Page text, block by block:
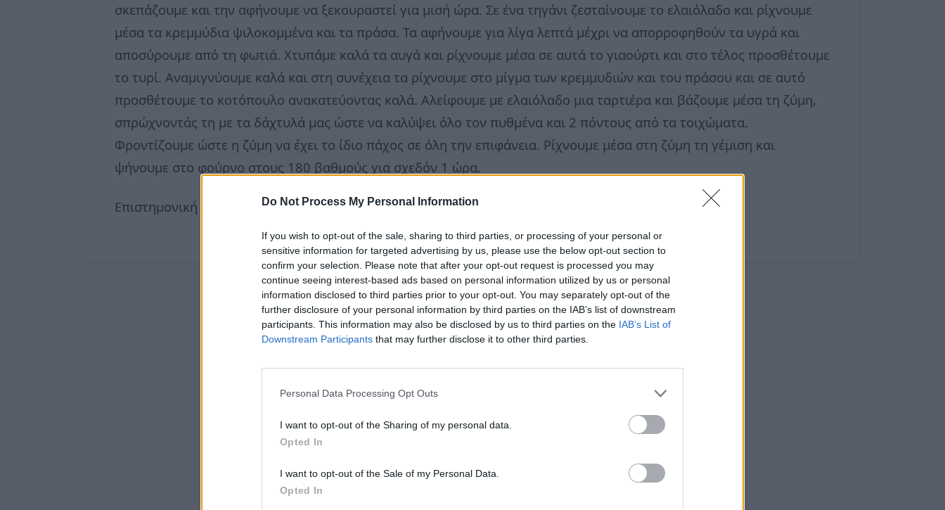
Do Not Process My Personal Information
If you wish to opt-out of the sale, sharing to third parties, or processing of your personal or
sensitive information for targeted advertising by us, please use the below opt-out section to
confirm your selection. Please note that after your opt-out request is processed you may
continue seeing interest-based ads based on personal information utilized by us or personal
information disclosed to third parties prior to your opt-out. You may separately opt-out of the
further disclosure of your personal information by third parties on the IAB’s list of downstream
participants. This information may also be disclosed by us to third parties on the IAB’s List of
Downstream Participants that may further disclose it to other third parties.
Personal Data Processing Opt Outs
I want to opt-out of the Sharing of my personal data.
Opted In
I want to opt-out of the Sale of my Personal Data.
Opted In
σκεπάζουμε και την αφήνουμε να ξεκουραστεί για μισή ώρα. Σε ένα τηγάνι ζεσταίνουμε το ελαιόλαδο και ρίχνουμε
μέσα τα κρεμμύδια ψιλοκομμένα και τα πράσα. Τα αφήνουμε για λίγα λεπτά μέχρι να απορροφηθούν τα υγρά και
αποσύρουμε από τη φωτιά. Χτυπάμε καλά τα αυγά και ρίχνουμε μέσα σε αυτά το γιαούρτι και στο τέλος προσθέτουμε
το τυρί. Αναμιγνύουμε καλά και στη συνέχεια τα ρίχνουμε στο μίγμα των κρεμμυδιών και του πράσου και σε αυτό
προσθέτουμε το κοτόπουλο ανακατεύοντας καλά. Αλείφουμε με ελαιόλαδο μια ταρτιέρα και βάζουμε μέσα τη ζύμη,
σπρώχνοντάς τη με τα δάχτυλά μας ώστε να καλύψει όλο τον πυθμένα και 2 πόντους από τα τοιχώματα.
Φροντίζουμε ώστε η ζύμη να έχει το ίδιο πάχος σε όλη την επιφάνεια. Ρίχνουμε μέσα στη ζύμη τη γέμιση και
ψήνουμε στο φούρνο στους 180 βαθμούς για σχεδόν 1 ώρα.
Επιστημονική Ομάδα neadiatrofis.gr